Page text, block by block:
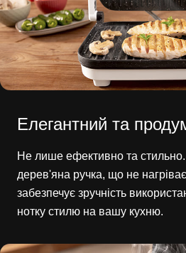
Елегантний та
Не лише ефективно та
дерев'яна ручка, що не
забезпечує зручність
нотку стилю на вашу кухню.